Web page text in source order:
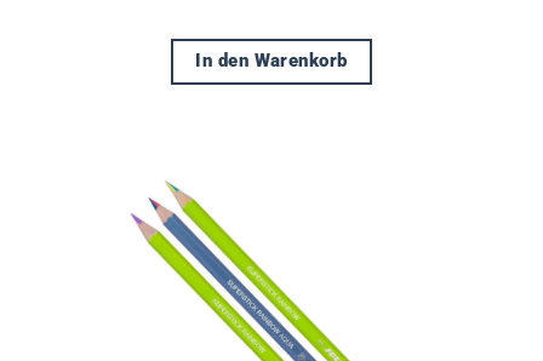
In den Warenkorb